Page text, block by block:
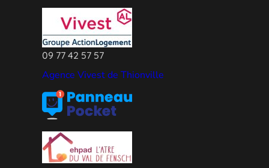
09 77 42 57 57
Agence Vivest de Thionville